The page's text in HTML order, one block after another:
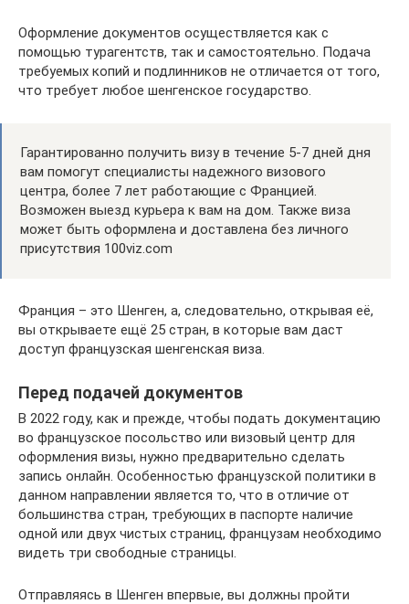
Оформление документов осуществляется как с
помощью турагентств, так и самостоятельно. Подача
требуемых копий и подлинников не отличается от того,
что требует любое шенгенское государство.
Гарантированно получить визу в течение 5-7 дней дня
вам помогут специалисты надежного визового
центра, более 7 лет работающие с Францией.
Возможен выезд курьера к вам на дом. Также виза
может быть оформлена и доставлена без личного
присутствия 100viz.com
Франция – это Шенген, а, следовательно, открывая её,
вы открываете ещё 25 стран, в которые вам даст
доступ французская шенгенская виза.
Перед подачей документов
В 2022 году, как и прежде, чтобы подать документацию
во французское посольство или визовый центр для
оформления визы, нужно предварительно сделать
запись онлайн. Особенностью французской политики в
данном направлении является то, что в отличие от
большинства стран, требующих в паспорте наличие
одной или двух чистых страниц, французам необходимо
видеть три свободные страницы.
Отправляясь в Шенген впервые, вы должны пройти